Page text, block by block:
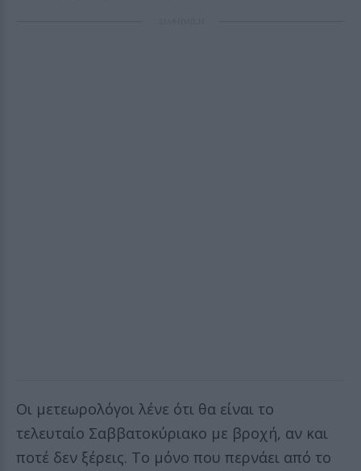
Οι μετεωρολόγοι λένε ότι θα είναι το
τελευταίο Σαββατοκύριακο με βροχή, αν και
ποτέ δεν ξέρεις. Το μόνο που περνάει από το